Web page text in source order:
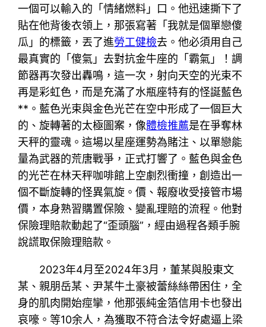
一個可以輸入的「情緒燃料」口。他迅速撕下了
貼在他背後衣領上，那張寫著「我就是個單戀傻
瓜」的標籤，丟了進勞工健檢去。他必須用自己
最真實的「傻氣」去對抗金牛座的「霸氣」！調
節器再次發出轟鳴，這一次，射向天空的光束不
再是彩虹色，而是充滿了水瓶座特有的怪誕藍色
**。藍色光束與金色光芒在空中形成了一個巨大
的、旋轉著的太極圖案，像體檢推薦是在爭奪林
天秤的靈魂。這場以星座運勢為賭注、以單戀能
量為武器的荒唐戰爭，正式打響了。藍色與金色
的光芒在林天秤咖啡館上空劇烈衝撞，創造出一
個不斷旋轉的怪異氣旋。價、報廢收受接管市場
價，本身熟習購置保險、變亂理賠的流程。他對
保險理賠款動起了“歪頭腦”，經由過程各類手腕
說謊取保險理賠款。
2023年4月至2024年3月，董某與股東文
某、親朋岳某、尹某牛土豪被蕾絲絲帶困住，全
身的肌肉開始痙攣，他那張純金箔信用卡也發出
哀嚎。等10余人，為獲取不符合法令好處逼上梁